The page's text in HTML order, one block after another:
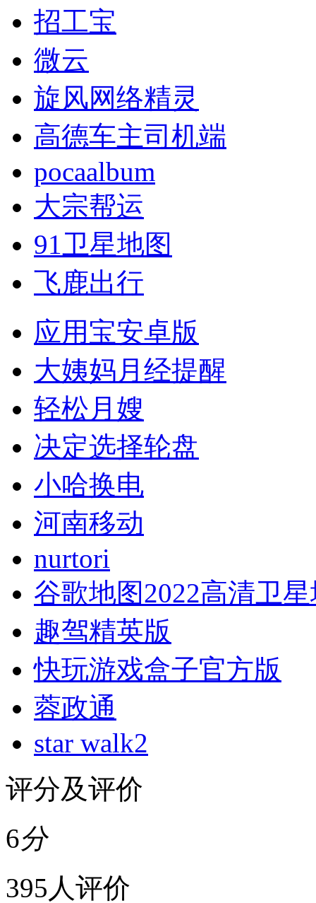
招工宝
微云
旋风网络精灵
高德车主司机端
pocaalbum
大宗帮运
91卫星地图
飞鹿出行
应用宝安卓版
大姨妈月经提醒
轻松月嫂
决定选择轮盘
小哈换电
河南移动
nurtori
谷歌地图2022高清卫
趣驾精英版
快玩游戏盒子官方版
蓉政通
star walk2
评分及评价
6分
395人评价